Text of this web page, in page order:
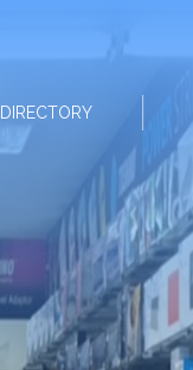
DIRECTORY